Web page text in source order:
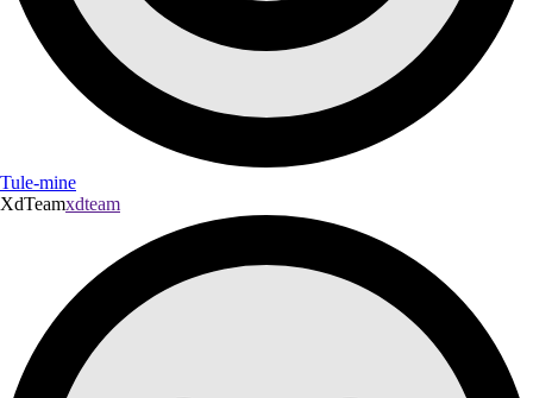
Tule-mine
XdTeamxdteam